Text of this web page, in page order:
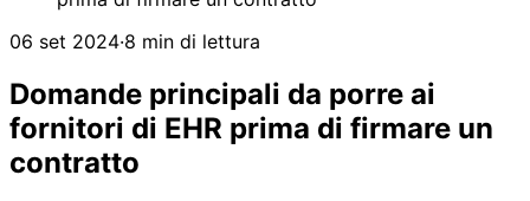
06 set 2024·8 min di lettura
Domande principali da porre ai
fornitori di EHR prima di firmare un
contratto